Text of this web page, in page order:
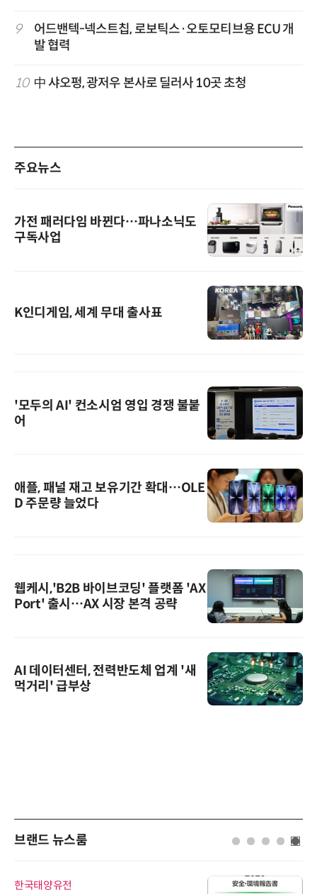
9
어드밴텍-넥스트칩, 로보틱스·오토모티브용 ECU 개
발 협력
10 中 샤오펑, 광저우 본사로 딜러사 10곳 초청
주요뉴스
가전 패러다임 바뀐다…파나소닉도
구독사업
K인디게임, 세계 무대 출사표
'모두의 AI' 컨소시엄 영입 경쟁 불붙
어
애플, 패널 재고 보유기간 확대…OLE
D 주문량 늘었다
웹케시,'B2B 바이브코딩' 플랫폼 'AX
Port' 출시…AX 시장 본격 공략
AI 데이터센터, 전력반도체 업계 '새
먹거리' 급부상
브랜드 뉴스룸
한국태양유전